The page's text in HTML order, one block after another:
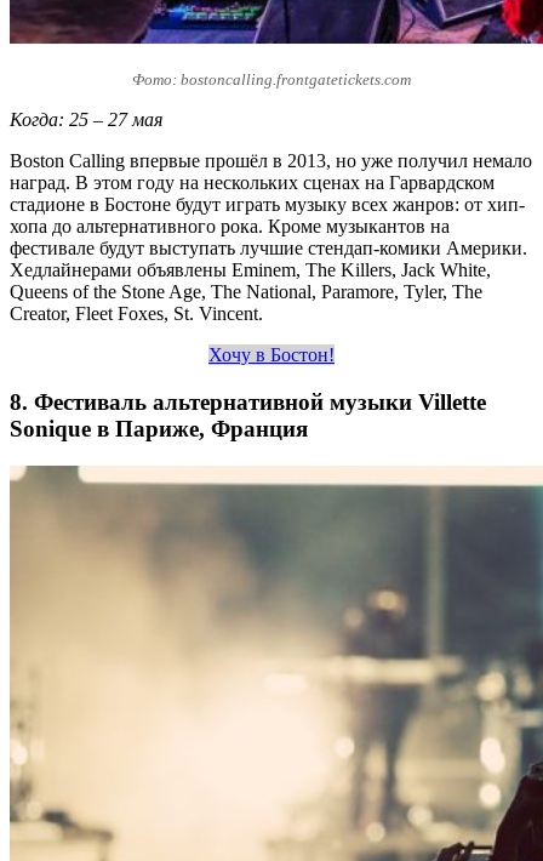
Фото: bostoncalling.frontgatetickets.com
Когда: 25 – 27 мая
Boston Calling впервые прошёл в 2013, но уже получил немало
наград. В этом году на нескольких сценах на Гарвардском
стадионе в Бостоне будут играть музыку всех жанров: от хип-
хопа до альтернативного рока. Кроме музыкантов на
фестивале будут выступать лучшие стендап-комики Америки.
Хедлайнерами объявлены Eminem, The Killers, Jack White,
Queens of the Stone Age, The National, Paramore, Tyler, The
Creator, Fleet Foxes, St. Vincent.
Хочу в Бостон!
8. Фестиваль альтернативной музыки Villette
Sonique в Париже, Франция